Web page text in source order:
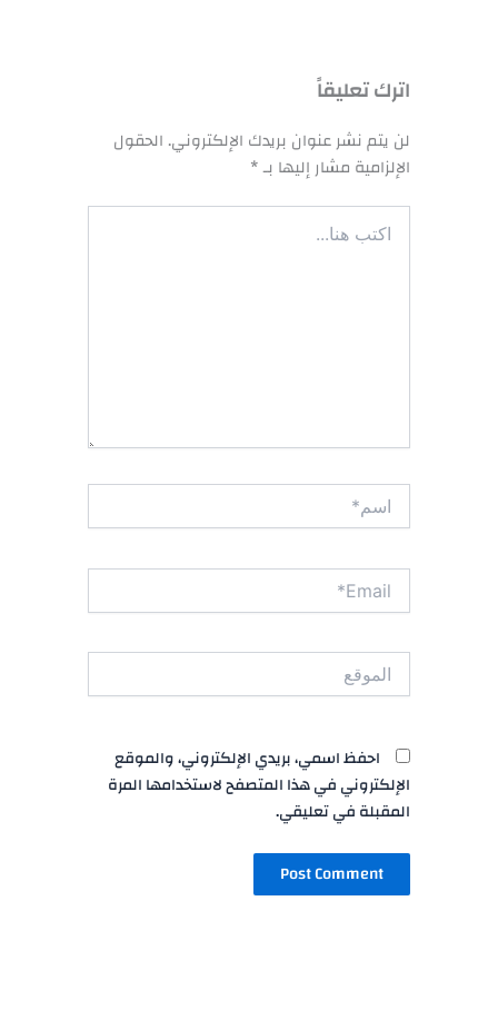
اترك تعليقاً
لن يتم نشر عنوان بريدك الإلكتروني.الحقول
الإلزامية مشار إليها بـ*
اكتب
هنا...
اسم*
Email*
الموقع
احفظ اسمي، بريدي الإلكتروني، والموقع
الإلكتروني في هذا المتصفح لاستخدامها المرة
المقبلة في تعليقي.